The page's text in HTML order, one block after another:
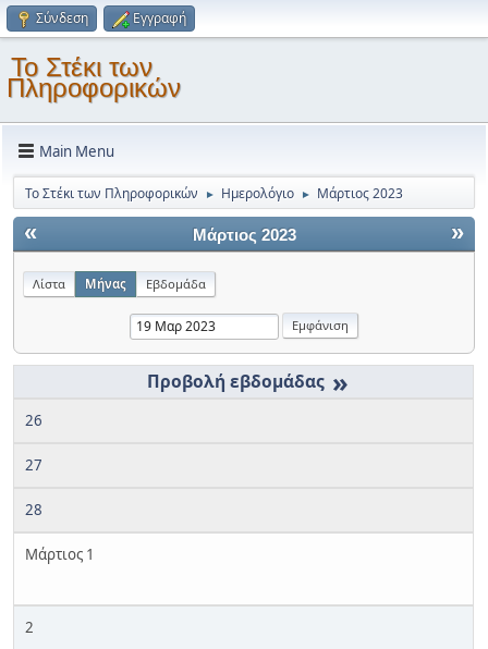
Σύνδεση Εγγραφή
Το Στέκι των
Πληροφορικών
Main Menu
Το Στέκι των Πληροφορικών ► Ημερολόγιο ► Μάρτιος 2023
« »
Μάρτιος 2023
Λίστα Μήνας Εβδομάδα
»
26
27
28
Μάρτιος 1
2